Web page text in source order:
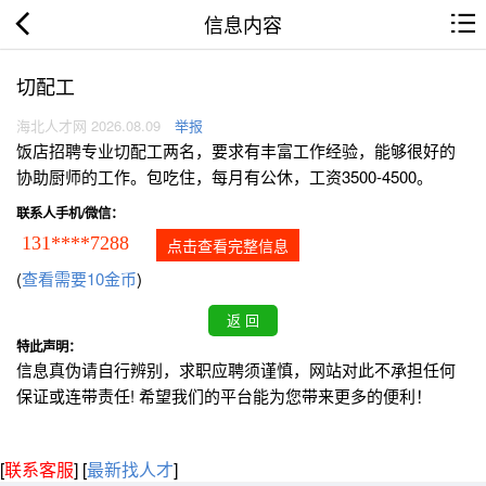
信息内容
切配工
海北人才网 2026.08.09 举报
饭店招聘专业切配工两名，要求有丰富工作经验，能够很好的
协助厨师的工作。包吃住，每月有公休，工资3500-4500。
联系人手机/微信：
131****7288 点击查看完整信息
(查看需要10金币)
特此声明：
信息真伪请自行辨别，求职应聘须谨慎，网站对此不承担任何
保证或连带责任! 希望我们的平台能为您带来更多的便利！
[联系客服] [最新找人才]